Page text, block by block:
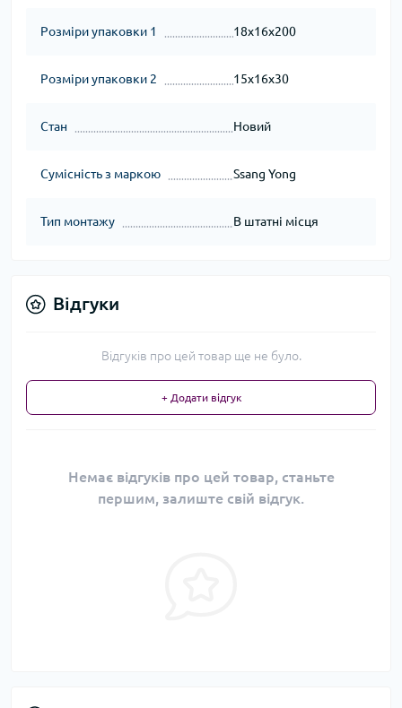
Розміри упаковки 1 18x16x200
Розміри упаковки 2 15x16x30
Стан Новий
Сумісність з маркою Ssang Yong
Тип монтажу В штатні місця
Відгуки
Відгуків про цей товар ще не було.
+ Додати відгук
Немає відгуків про цей товар, станьте
першим, залиште свій відгук.